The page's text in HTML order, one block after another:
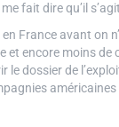
fait dire qu’il
France avant on
et encore moins
le dossier de